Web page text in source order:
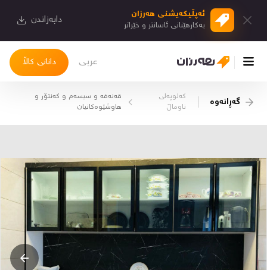
ئەپڵیكەیشنی هەرزان
بەكارهێنانی ئاسانتر و خێراتر دابەزاندن
دانانی کاڵا عربی
چوونەژوورەوە
کاڵاکانم
دیاریکراوەکانم
دوا بینراوەکان
چات
گەڕانەوە
کەلوپەلی
ناوماڵ
قەنەفە و سیسەم و کەنتۆر و
هاوشێوەکانیان